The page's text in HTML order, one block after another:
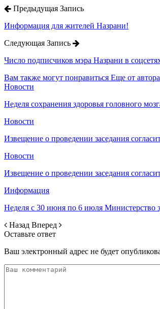
Предыдущая Запись
Информация для жителей Назрани!
Следующая Запись
Число подписчиков мэра Назрани в
Вам также могут понравиться Еще от автора
Новости
Неделя сохранения здоровья головного
Новости
Извещение о проведении заседания
Новости
Извещение о проведении заседания
Информация
Неделя с 30 июня по 6 июля Министерство
Назад Вперед
Оставьте ответ
Ваш электронный адрес не будет